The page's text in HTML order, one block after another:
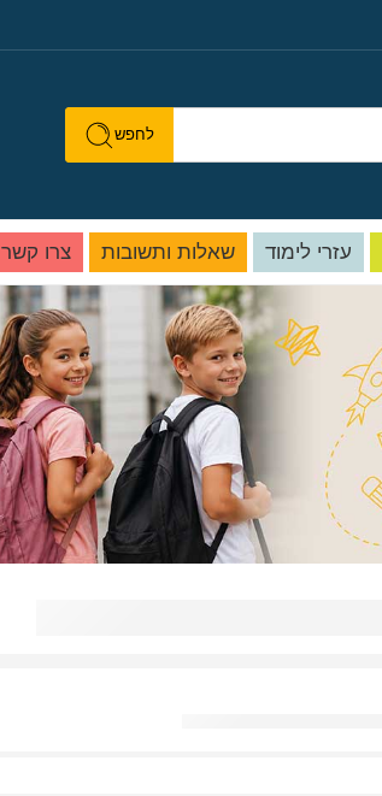
לחפש
עזרי לימוד שאלות ותשובות צרו קשר